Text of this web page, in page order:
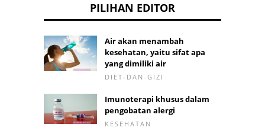
PILIHAN EDITOR
Air akan menambah
kesehatan, yaitu sifat apa
yang dimiliki air
DIET-DAN-GIZI
Imunoterapi khusus dalam
pengobatan alergi
KESEHATAN